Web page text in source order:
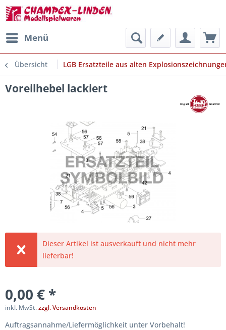
Menü
Übersicht LGB Ersatzteile aus alten
Voreilhebel lackiert
Dieser Artikel ist ausverkauft und nicht mehr
lieferbar!
0,00 € *
inkl. MwSt.zzgl. Versandkosten
Auftragsannahme/Liefermöglichkeit unter Vorbehalt!